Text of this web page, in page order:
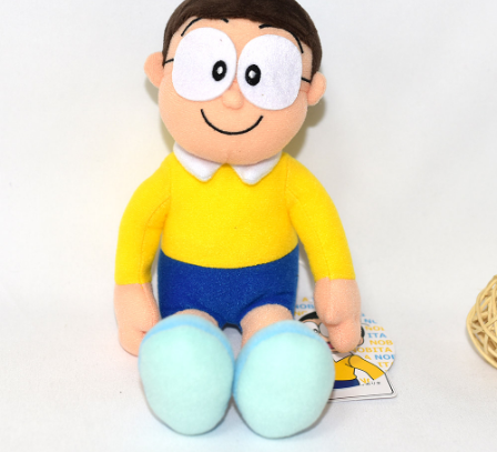
每筆NT$65，滿NT$999(含以上)免運費
每筆NT$100，滿NT$999(含以上)免運費